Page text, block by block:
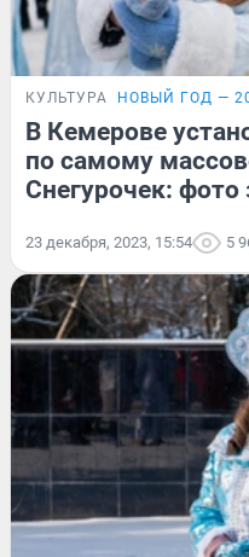
КУЛЬТУРА НОВЫЙ ГОД —
В Кемерове
по самому
Снегурочек:
23 декабря, 2023, 15:54 5